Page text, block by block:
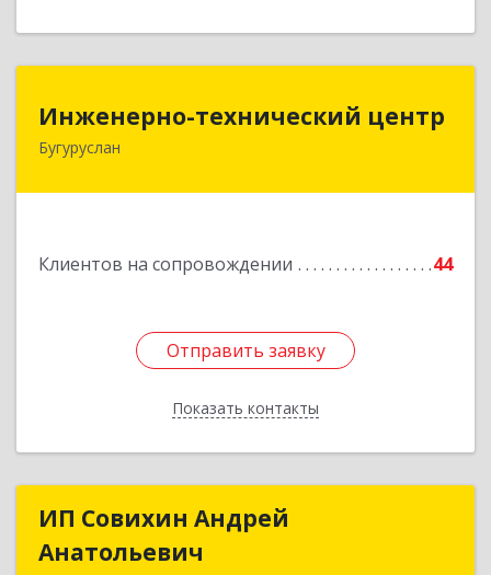
Инженерно-технический центр
Бугуруслан
Клиентов на сопровождении 44
Отправить заявку
Показать контакты
Инженерно-технический центр
461633, Оренбургская обл, Бугуруслан г,
Отправить заявку
Назад
ИП Совихин Андрей
Анатольевич
ИП Совихин Андрей